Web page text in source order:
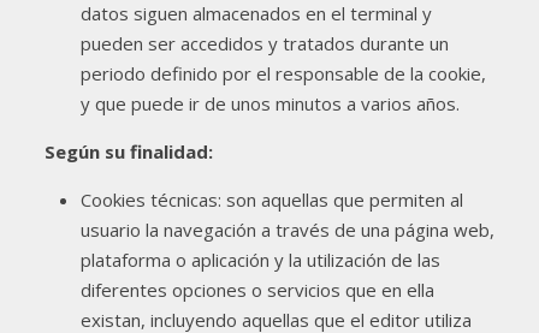
datos siguen almacenados en el terminal y
pueden ser accedidos y tratados durante un
periodo definido por el responsable de la cookie,
y que puede ir de unos minutos a varios años.
Según su finalidad:
Cookies técnicas: son aquellas que permiten al
usuario la navegación a través de una página web,
plataforma o aplicación y la utilización de las
diferentes opciones o servicios que en ella
existan, incluyendo aquellas que el editor utiliza